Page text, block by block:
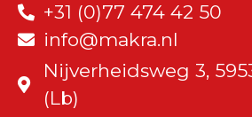
+31 (0)77 474 42 50
info@makra.nl
Nijverheidsweg 3,
(Lb)